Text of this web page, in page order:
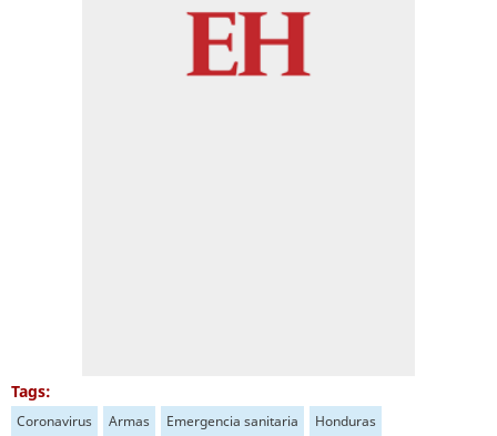
Tags:
Coronavirus Armas Emergencia sanitaria Honduras